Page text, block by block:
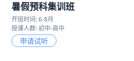
暑假预科集训班
开班时间: 6-8月
授课人群: 初中-高中
申请试听